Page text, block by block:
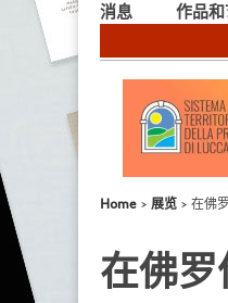
消息 作品
Home 展览 在佛
在佛